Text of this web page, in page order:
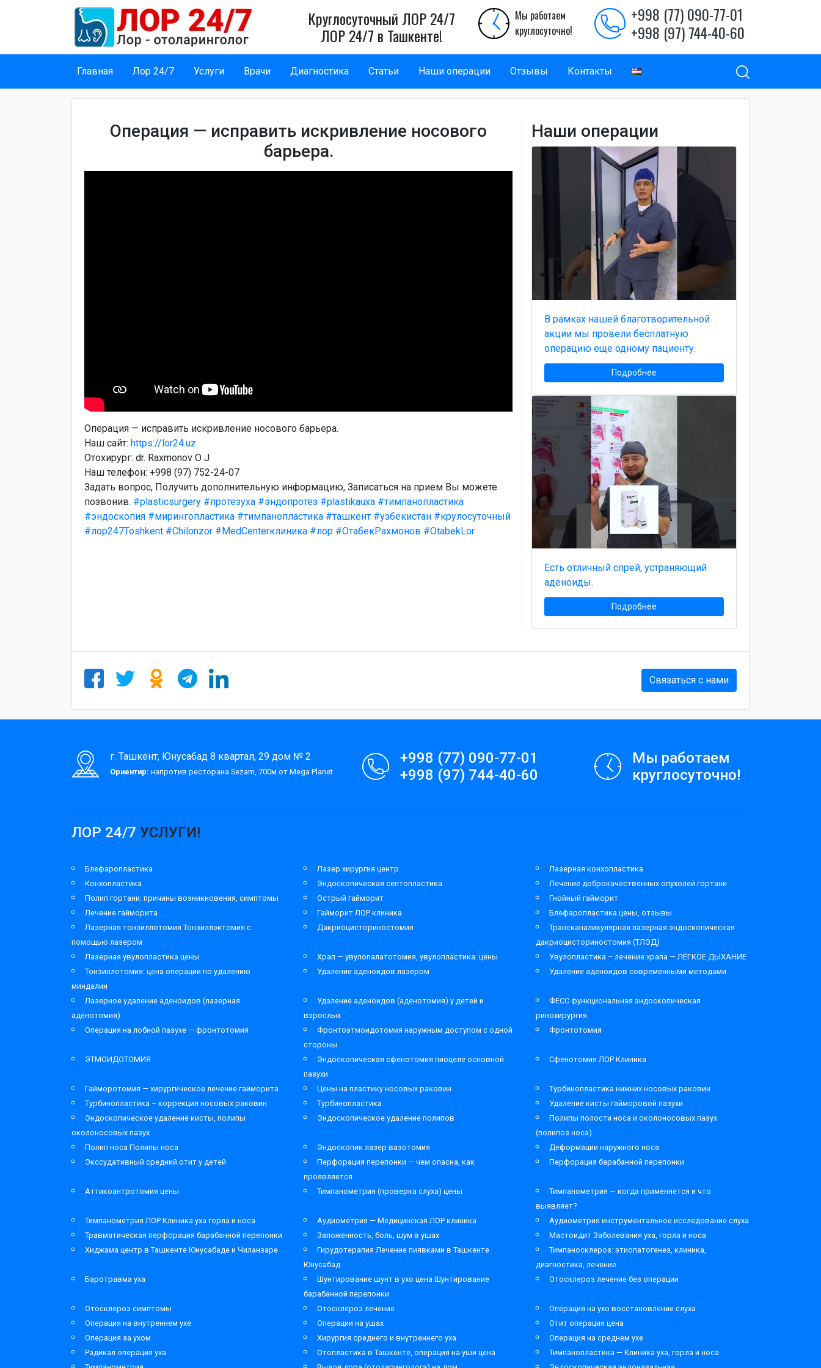
Круглосуточный ЛОР 24/7
ЛОР 24/7 в Ташкенте!
Мы работаем
круглосуточно!
+998 (77) 090-77-01
+998 (97) 744-40-60
Главная Лор 24/7 Услуги Врачи Диагностика Статьи Наши операции Отзывы Контакты
Операция — исправить искривление носового
барьера.
Операция — исправить искривление носового барьера.
Наш cайт: https://lor24.uz
Отохирург: dr. Raxmonov O J
Наш телефон: +998 (97) 752-24-07
Задать вопрос, Получить дополнительную информацию, Записаться на прием Вы можете
позвонив. #plasticsurgery #протезуха #эндопротез #plastikauxa #тимпанопластика
#эндоскопия #мирингопластика #тимпанопластика #ташкент #узбекистан #крулосуточный
#лор247Toshkent #Chilonzor #MedCenterклиника #лор #ОтабекРахмонов #OtabekLor
Наши операции
В рамках нашей благотворительной
акции мы провели бесплатную
операцию еще одному пациенту.
Подробнее
Есть отличный спрей, устраняющий
аденоиды.
Подробнее
Связаться с нами
г. Ташкент, Юнусабад 8 квартал, 29 дом № 2
Ориентир: напротив ресторана Sezam, 700м от Mega Planet
+998 (77) 090-77-01
+998 (97) 744-40-60
Мы работаем
круглосуточно!
ЛОР 24/7 УСЛУГИ!
Блефаропластика Лазер хирургия центр
Лазерная конхопластика
Конхопластика
Эндоскопическая септопластика
Лечение доброкачественных опухолей гортани
Полип гортани: причины возникновения, симптомы
Острый гайморит
Гнойный гайморит
Лечение гайморита
Гайморит ЛОР клиника
Блефаропластика цены, отзывы
Лазерная тонзиллотомия Тонзиллэктомия с
помощью лазером
Дакриоцисториностомия
Трансканаликулярная лазерная эндоскопическая
дакриоцисториностомия (ТЛЭД)
Лазерная увулопластика цены
Храп — увулопалатотомия, увулопластика: цены
Увулопластика – лечение храпа — ЛЁГКОЕ ДЫХАНИЕ
Тонзиллотомия: цена операции по удалению
миндалин
Удаление аденоидов лазером Удаление аденоидов современными методами
Лазерное удаление аденоидов (лазерная
аденотомия)
Удаление аденоидов (аденотомия) у детей и
взрослых
ФЕСС функциональная эндоскопическая
ринохирургия
Операция на лобной пазухе — фронтотомия
Фронтоэтмоидотомия наружным доступом с одной
стороны
Фронтотомия
ЭТМОИДОТОМИЯ
Эндоскопическая сфенотомия пиоцеле основной
пазухи
Сфенотомия ЛОР Клиника
Гайморотомия — хирургическое лечение гайморита Цены на пластику носовых раковин
Турбинопластика нижних носовых раковин
Турбинопластика – коррекция носовых раковин
Турбинопластика
Удаление кисты гайморовой пазухи
Эндоскопическое удаление кисты, полипы
околоносовых пазух
Эндоскопическое удаление полипов
Полипы полости носа и околоносовых пазух
(полипоз носа)
Полип носа Полипы носа
Эндоскопик лазер вазотомия
Деформации наружного носа
Экссудативный средний отит у детей
Перфорация перепонки — чем опасна, как
проявляется
Перфорация барабанной перепонки
Аттикоантротомия цены Тимпанометрия (проверка слуха) цены
Тимпанометрия — когда применяется и что
выявляет?
Тимпанометрия ЛОР Клиника уха горла и носа
Аудиометрия — Медицинская ЛОР клиника
Аудиометрия инструментальное исследование слуха
Травматическая перфорация барабанной перепонки
Заложенность, боль, шум в ушах
Мастоидит Заболевания уха, горла и носа
Хиджама центр в Ташкенте Юнусабаде и Чиланзаре
Гирудотерапия Лечение пиявками в Ташкенте
Юнусабад
Тимпаносклероз: этиопатогенез, клиника,
диагностика, лечение
Баротравма уха
Шунтирование шунт в ухо цена Шунтирование
барабанной перепонки
Отосклероз лечение без операции
Отосклероз симптомы Отосклероз лечение
Операция на ухо восстановление слуха
Операция на внутреннем ухе
Операции на ушах
Отит операция цена
Операция за ухом
Хирургия среднего и внутреннего уха
Операция на среднем ухе
Радикал операция уха
Отопластика в Ташкенте, операция на уши цена
Тимпанопластика — Клиника уха, горла и носа